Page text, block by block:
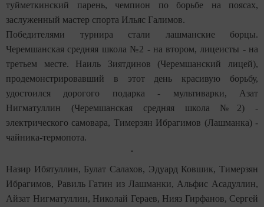
туйметкинский парень, чемпион по борьбе на поясах,
заслуженный мастер спорта Ильяс Галимов.
Победителями турнира стали лашманские борцы.
Черемшанская средняя школа №2 - на втором, лицеисты - на
третьем месте. Наиль Зиятдинов (Черемшанский лицей),
продемонстрировавший в этот день красивую борьбу,
удостоился дорогого подарка - мультиварки, Азат
Нигматуллин (Черемшанская средняя школа №2) -
электрического самовара, Тимерзян Ибрагимов (Лашманка) -
чайника-термопота.
Назир Ибятуллин, Булат Салахов, Эдуард Ковшик, Тимерзян
Ибрагимов, Равиль Гатин из Лашманки, Альфис Асадуллин,
Айзат Нигматуллин, Николай Гераев, Нияз Гирфанов, Сергей